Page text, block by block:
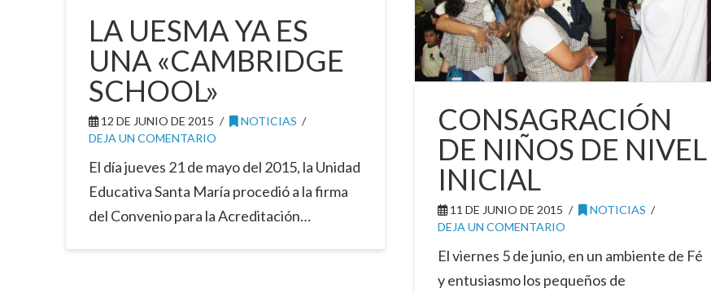
LA UESMA YA ES
UNA «CAMBRIDGE
SCHOOL»
12 DE JUNIO DE 2015
NOTICIAS
DEJA UN COMENTARIO
El día jueves 21 de mayo del 2015, la Unidad
Educativa Santa María procedió a la firma
del Convenio para la Acreditación…
CONSAGRACIÓN
DE NIÑOS DE NIVEL
INICIAL
11 DE JUNIO DE 2015
NOTICIAS
DEJA UN COMENTARIO
El viernes 5 de junio, en un ambiente de Fé
y entusiasmo los pequeños de